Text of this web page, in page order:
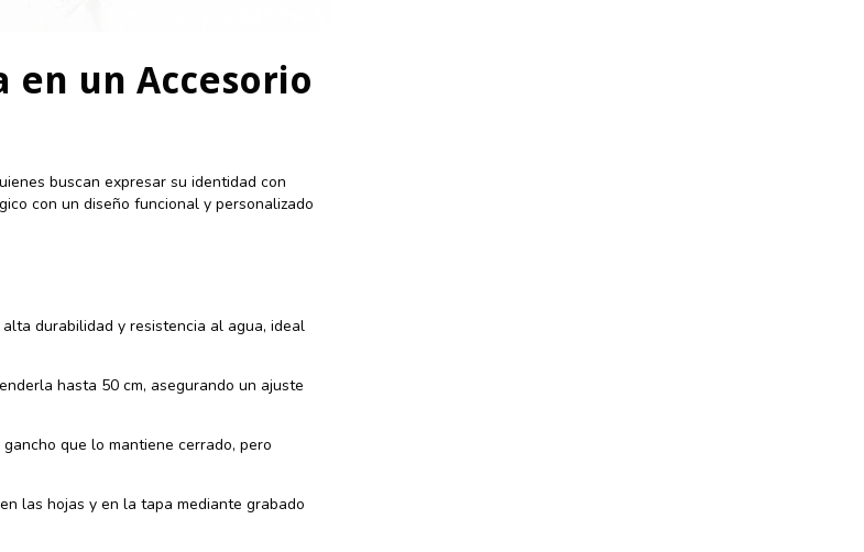
en un Accesorio
buscan expresar su identidad con
con un diseño funcional y personalizado
durabilidad y resistencia al agua, ideal
hasta 50 cm, asegurando un ajuste
que lo mantiene cerrado, pero
las hojas y en la tapa mediante grabado